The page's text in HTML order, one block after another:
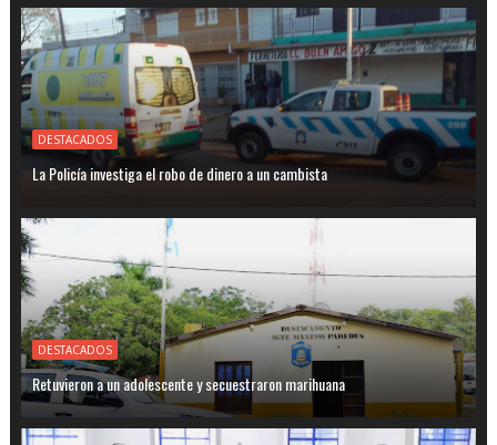
DESTACADOS
La Policía investiga el robo de dinero a un cambista
DESTACADOS
Retuvieron a un adolescente y secuestraron marihuana